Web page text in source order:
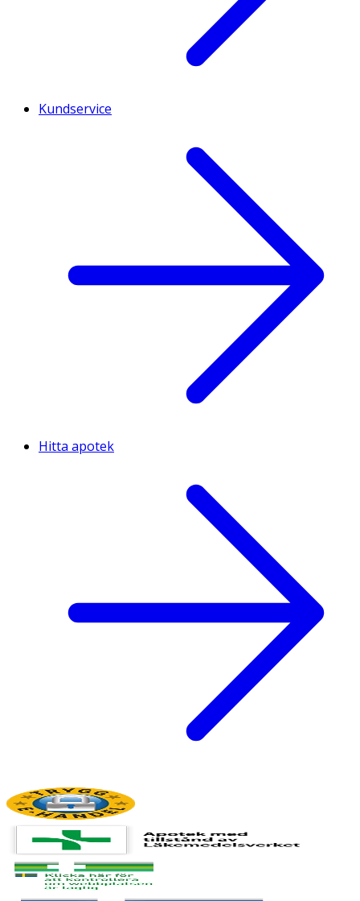
Kundservice
Hitta apotek